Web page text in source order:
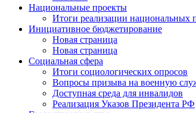
Национальные проекты
Итоги реализации национальных
Инициативное бюджетирование
Новая страница
Новая страница
Социальная сфера
Итоги социологических опросов
Вопросы призыва на военную
Доступная среда для инвалидов
Реализация Указов Президента РФ